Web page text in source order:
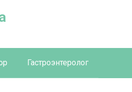
Гастроэнтеролог